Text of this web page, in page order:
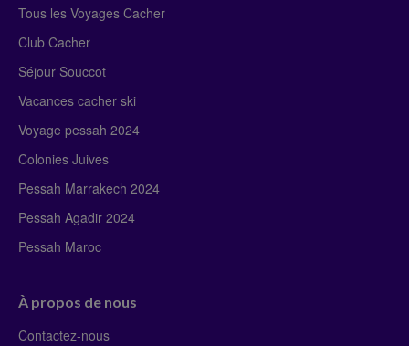
Tous les Voyages Cacher
Club Cacher
Séjour Souccot
Vacances cacher ski
Voyage pessah 2024
Colonies Juives
Pessah Marrakech 2024
Pessah Agadir 2024
Pessah Maroc
À propos de nous
Contactez-nous